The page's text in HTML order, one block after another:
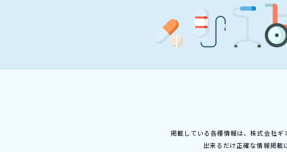
掲載している各種情報は、株式会社ギ
出来るだけ正確な情報掲載